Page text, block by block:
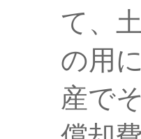
て、
の用
産で